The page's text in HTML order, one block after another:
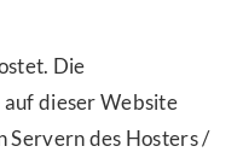
Die
dieser Website
Servern des Hosters /